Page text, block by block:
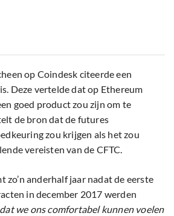
op Coindesk citeerde een
Deze vertelde dat op Ethereum
goed product zou zijn om te
de bron dat de futures
zou krijgen als het zou
vereisten van de CFTC.
zo’n anderhalf jaar nadat de eerste
in december 2017 werden
we ons comfortabel kunnen voelen